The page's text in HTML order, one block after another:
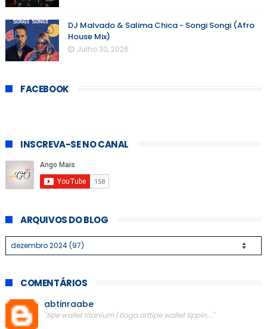
DJ Malvado & Salima Chica - Songi Songi (Afro
House Mix)
Julho 30, 2026
FACEBOOK
INSCREVA-SE NO CANAL
ARQUIVOS DO BLOG
COMENTÁRIOS
abtinraabe
"tipe wallet titanium | tioga arttipe wallet tippin..."